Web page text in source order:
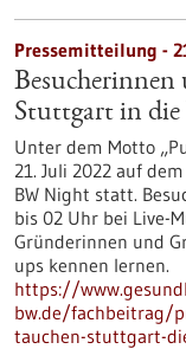
Pressemitteilung -
Besucherinnen
Stuttgart in die
Unter dem Motto
21. Juli 2022 auf
BW Night statt.
bis 02 Uhr bei Live-
Gründerinnen und
ups kennen lernen.
https://
bw.de/fachbeitrag/
tauchen-stuttgart-